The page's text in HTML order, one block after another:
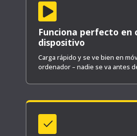
Funciona perfecto en
dispositivo
Carga rápido y se ve bien en
ordenador – nadie se va antes